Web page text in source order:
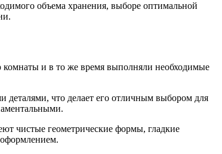
объема хранения, выборе оптимальной
комнаты и в то же время выполняли необходимые
что делает его отличным выбором для
чистые геометрические формы, гладкие